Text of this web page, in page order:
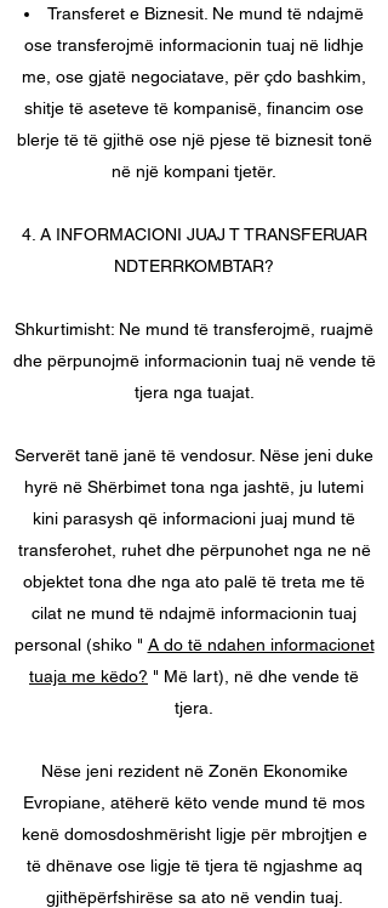
Transferet e Biznesit. Ne mund të ndajmë
ose transferojmë informacionin tuaj në lidhje
me, ose gjatë negociatave, për çdo bashkim,
shitje të aseteve të kompanisë, financim ose
blerje të të gjithë ose një pjese të biznesit tonë
në një kompani tjetër.
4. A INFORMACIONI JUAJ T TRANSFERUAR
NDTERRKOMBTAR?
Shkurtimisht: Ne mund të transferojmë, ruajmë
dhe përpunojmë informacionin tuaj në vende të
tjera nga tuajat.
Serverët tanë janë të vendosur. Nëse jeni duke
hyrë në Shërbimet tona nga jashtë, ju lutemi
kini parasysh që informacioni juaj mund të
transferohet, ruhet dhe përpunohet nga ne në
objektet tona dhe nga ato palë të treta me të
cilat ne mund të ndajmë informacionin tuaj
personal (shiko " A do të ndahen informacionet
tuaja me këdo? " Më lart), në dhe vende të
tjera.
Nëse jeni rezident në Zonën Ekonomike
Evropiane, atëherë këto vende mund të mos
kenë domosdoshmërisht ligje për mbrojtjen e
të dhënave ose ligje të tjera të ngjashme aq
gjithëpërfshirëse sa ato në vendin tuaj.